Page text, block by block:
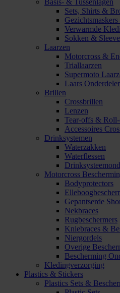
Basis- & Tussenlagen
Sets, Shirts &
Verwarmde
Sokken &
Laarzen
Motorcross &
Triallaarzen
Supermoto
Laars
Brillen
Crossbrillen
Lenzen
Tear-offs &
Accessoires
Drinksystemen
Waterzakken
Waterflessen
Motorcross
Bodyprotectors
Gepantserde
Nekbraces
Rugbeschermers
Kniebraces &
Niergordels
Overige
Bescherming
Kledingverzorging
Plastics & Stickers
Plastics Sets &